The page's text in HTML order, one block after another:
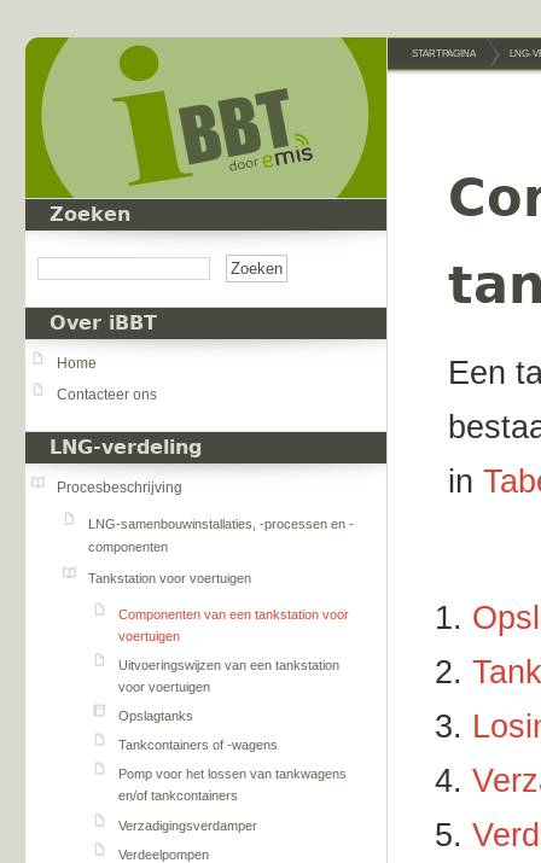
Zoeken
Over iBBT
Home
Contacteer ons
LNG-verdeling
Procesbeschrijving
LNG-samenbouwinstallaties, -processen en -
componenten
Tankstation voor voertuigen
Componenten van een tankstation voor
voertuigen
Uitvoeringswijzen van een tankstation
voor voertuigen
Opslagtanks
Tankcontainers of -wagens
Pomp voor het lossen van tankwagens
en/of tankcontainers
Verzadigingsverdamper
Verdeelpompen
STARTPAGINA LNG-
Een
in